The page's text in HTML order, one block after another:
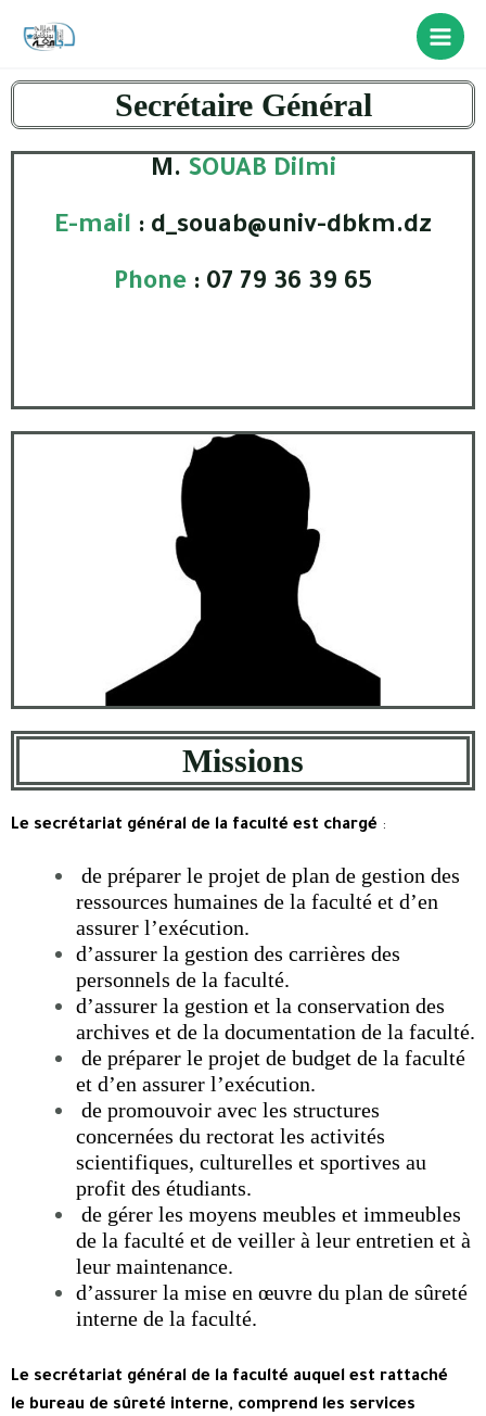
Secrétaire Général
M. SOUAB Dilmi
E-mail : d_souab@univ-dbkm.dz
Phone : 07 79 36 39 65
Missions
Le secrétariat général de la faculté est chargé :
de préparer le projet de plan de gestion des
ressources humaines de la faculté et d’en
assurer l’exécution.
d’assurer la gestion des carrières des
personnels de la faculté.
d’assurer la gestion et la conservation des
archives et de la documentation de la faculté.
de préparer le projet de budget de la faculté
et d’en assurer l’exécution.
de promouvoir avec les structures
concernées du rectorat les activités
scientifiques, culturelles et sportives au
profit des étudiants.
de gérer les moyens meubles et immeubles
de la faculté et de veiller à leur entretien et à
leur maintenance.
d’assurer la mise en œuvre du plan de sûreté
interne de la faculté.
Le secrétariat général de la faculté auquel est rattaché
le bureau de sûreté interne, comprend les services